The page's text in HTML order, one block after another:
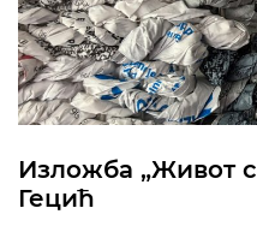
Изложба „Живот
Гецић